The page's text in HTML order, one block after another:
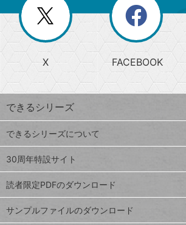
じ
る
search
検
索
上
昇
ワ
ー
ド
Google
スプレ
ッドシ
ート
iPhone
VLOOKUP
閉
じ
る
ー
か
ら
探
す
ト
ッ
プ
ペ
ジ
X FACEBOOK
できるシリーズ
できるシリーズについて
30周年特設サイト
読者限定PDFのダウンロード
サンプルファイルのダウンロード